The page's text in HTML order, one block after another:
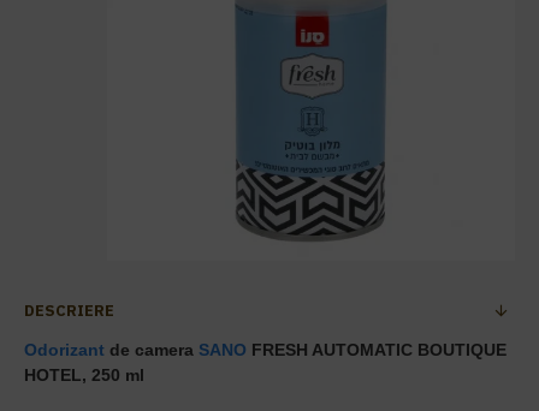
DESCRIERE
Odorizant de camera SANO FRESH AUTOMATIC BOUTIQUE
HOTEL, 250 ml